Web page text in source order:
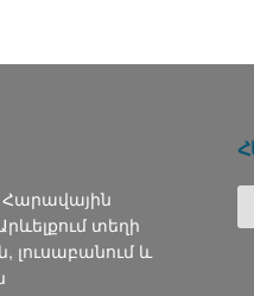
Հարավային
տեղի
լուսաբանում և